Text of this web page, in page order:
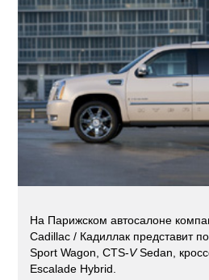
На Парижском автосалоне
Cadillac / Кадиллак представит
Sport Wagon, CTS-VSedan,
Escalade Hybrid.